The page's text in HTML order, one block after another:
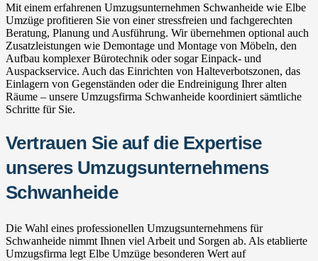
Mit einem erfahrenen Umzugsunternehmen Schwanheide wie Elbe
Umzüge profitieren Sie von einer stressfreien und fachgerechten
Beratung, Planung und Ausführung. Wir übernehmen optional auch
Zusatzleistungen wie Demontage und Montage von Möbeln, den
Aufbau komplexer Bürotechnik oder sogar Einpack- und
Auspackservice. Auch das Einrichten von Halteverbotszonen, das
Einlagern von Gegenständen oder die Endreinigung Ihrer alten
Räume – unsere Umzugsfirma Schwanheide koordiniert sämtliche
Schritte für Sie.
Vertrauen Sie auf die Expertise
unseres Umzugsunternehmens
Schwanheide
Die Wahl eines professionellen Umzugsunternehmens für
Schwanheide nimmt Ihnen viel Arbeit und Sorgen ab. Als etablierte
Umzugsfirma legt Elbe Umzüge besonderen Wert auf